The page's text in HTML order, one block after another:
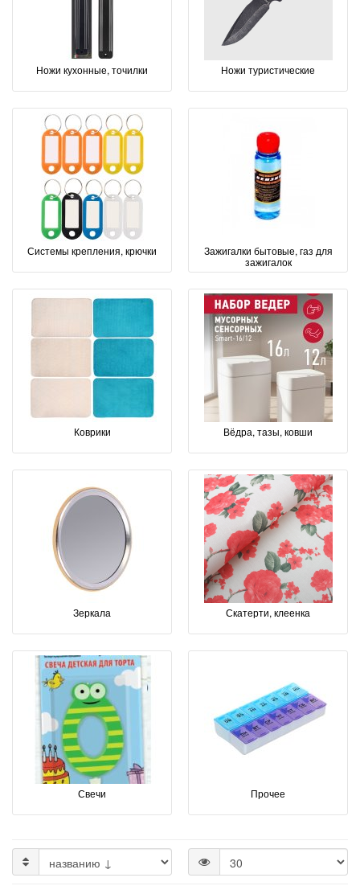
Ножи кухонные, точилки Ножи туристические
Системы крепления, крючки
Зажигалки бытовые, газ для
зажигалок
Коврики Вёдра, тазы, ковши
Зеркала Скатерти, клеенка
Свечи Прочее